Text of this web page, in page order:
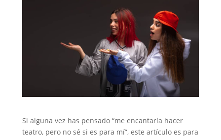
Si alguna vez has pensado “me encantaría hacer
teatro, pero no sé si es para mí”, este artículo es para